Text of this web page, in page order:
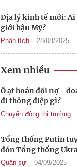
Địa lý kinh tế mới:
giới hậu Mỹ?
Phân tích 28/08/2025
Xem nhiều
Ồ ạt hoán đổi nợ -
đi thông điệp gì?
Chuyển động thị trường
Tổng thống Putin
đón Tổng thống
Quân sự 04/09/2025